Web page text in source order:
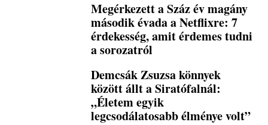
Megérkezett a Száz év magány
második évada a Netflixre: 7
érdekesség, amit érdemes tudni
a sorozatról
Demcsák Zsuzsa könnyek
között állt a Siratófalnál:
„Életem egyik
legcsodálatosabb élménye volt”